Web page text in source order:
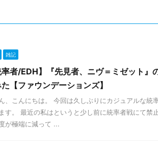
雑記
率者/EDH】『先見者、ニヴ＝ミゼット』
【ファウンデーションズ】
、こんにちは。 今回は久しぶりにカジュアルな統
す。 最近の私はというと少し前に統率者戦にて禁
が極端に減って ...